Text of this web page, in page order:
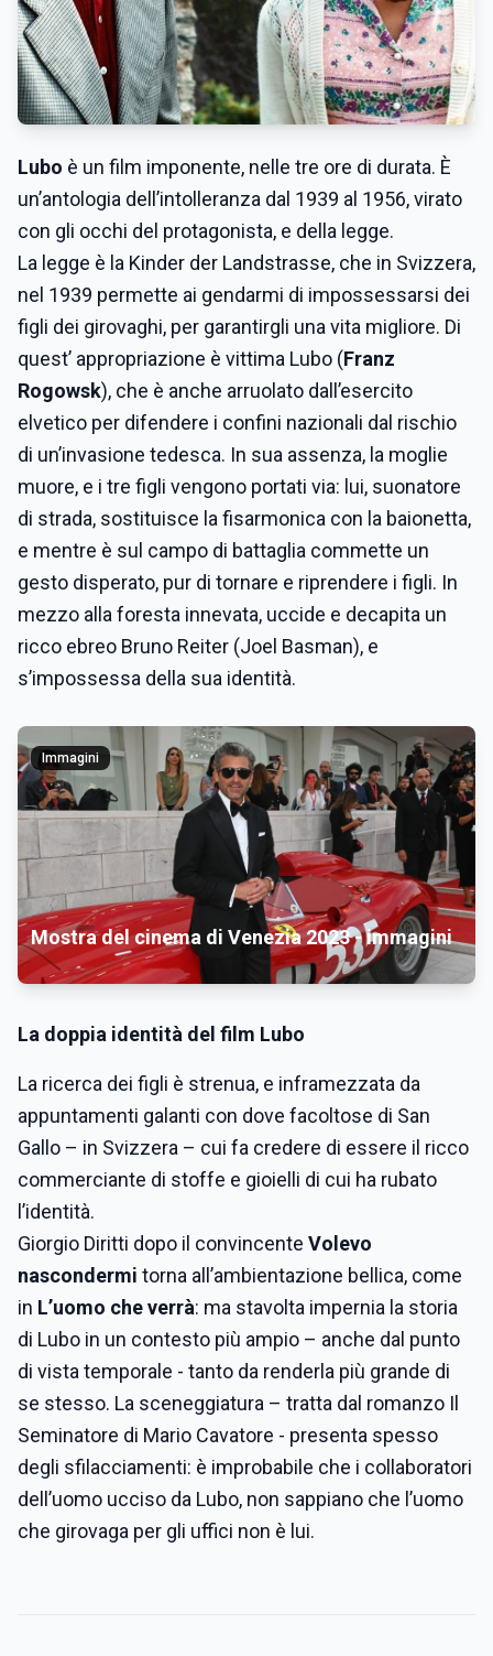
Lubo è un film imponente, nelle tre ore di durata. È
un’antologia dell’intolleranza dal 1939 al 1956, virato
con gli occhi del protagonista, e della legge.
La legge è la Kinder der Landstrasse, che in Svizzera,
nel 1939 permette ai gendarmi di impossessarsi dei
figli dei girovaghi, per garantirgli una vita migliore. Di
quest’ appropriazione è vittima Lubo (Franz
Rogowsk), che è anche arruolato dall’esercito
elvetico per difendere i confini nazionali dal rischio
di un’invasione tedesca. In sua assenza, la moglie
muore, e i tre figli vengono portati via: lui, suonatore
di strada, sostituisce la fisarmonica con la baionetta,
e mentre è sul campo di battaglia commette un
gesto disperato, pur di tornare e riprendere i figli. In
mezzo alla foresta innevata, uccide e decapita un
ricco ebreo Bruno Reiter (Joel Basman), e
s’impossessa della sua identità.
Immagini
Mostra del cinema di Venezia 2023 - immagini
La doppia identità del film Lubo
La ricerca dei figli è strenua, e inframezzata da
appuntamenti galanti con dove facoltose di San
Gallo – in Svizzera – cui fa credere di essere il ricco
commerciante di stoffe e gioielli di cui ha rubato
l’identità.
Giorgio Diritti dopo il convincente Volevo
nascondermi torna all’ambientazione bellica, come
in L’uomo che verrà: ma stavolta impernia la storia
di Lubo in un contesto più ampio – anche dal punto
di vista temporale - tanto da renderla più grande di
se stesso. La sceneggiatura – tratta dal romanzo Il
Seminatore di Mario Cavatore - presenta spesso
degli sfilacciamenti: è improbabile che i collaboratori
dell’uomo ucciso da Lubo, non sappiano che l’uomo
che girovaga per gli uffici non è lui.